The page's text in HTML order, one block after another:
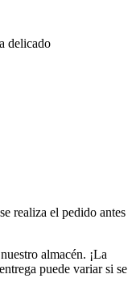
delicado
realiza el pedido antes
almacén. ¡La
puede variar si se